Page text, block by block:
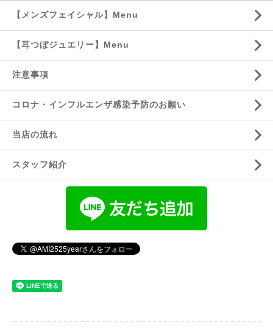
【メンズフェイシャル】Menu
【耳つぼジュエリー】Menu
注意事項
コロナ・インフルエンザ感染予防のお願い
当店の流れ
スタッフ紹介